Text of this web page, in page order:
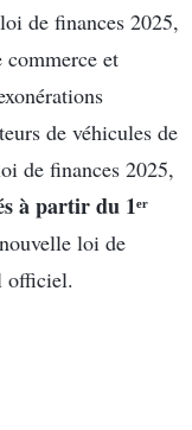
de finances 2025,
commerce et
de véhicules de
de finances 2025,
à partir du 1ᵉʳ
loi de
officiel.